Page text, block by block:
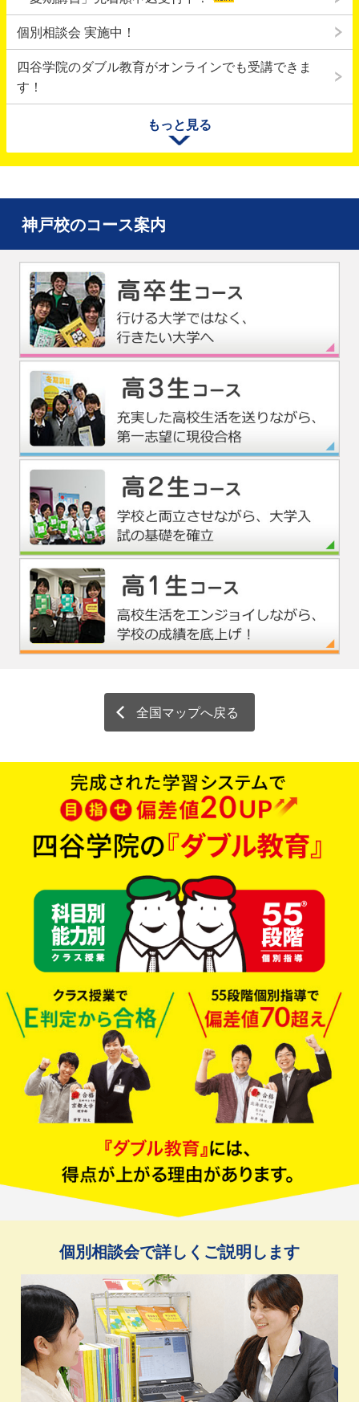
個別相談会 実施中！
四谷学院のダブル教育がオンラインでも受講できま
す！
の方々に心からお見舞い申し上げます。皆様の安全と、一日
も早い復旧・復興をお祈りいたします。
個別相談会実施中！
2026年度 大学入学共通テスト特集
保護者体験談が増えました！
四谷学院マンガ公開中！
パンフレット資料請求受付中！
もっと見る
神戸校のコース案内
全国マップへ戻る
個別相談会で詳しくご説明します